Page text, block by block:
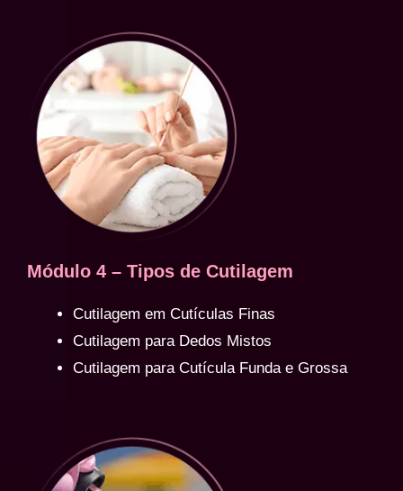
Módulo 4 – Tipos de Cutilagem
Cutilagem em Cutículas Finas
Cutilagem para Dedos Mistos
Cutilagem para Cutícula Funda e Grossa